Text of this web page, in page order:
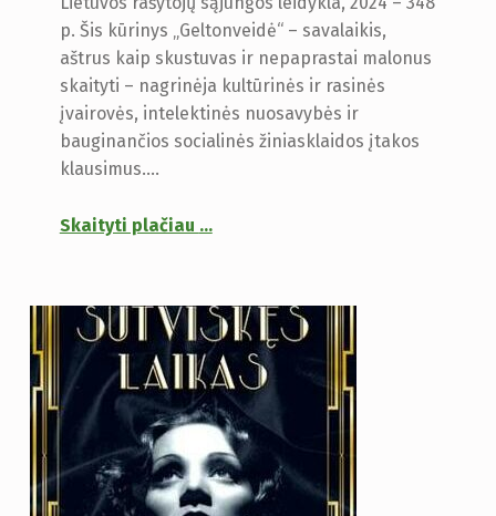
p. Šis kūrinys „Geltonveidė“ – savalaikis,
aštrus kaip skustuvas ir nepaprastai malonus
skaityti – nagrinėja kultūrinės ir rasinės
įvairovės, intelektinės nuosavybės ir
bauginančios socialinės žiniasklaidos įtakos
klausimus.…
Skaityti plačiau …